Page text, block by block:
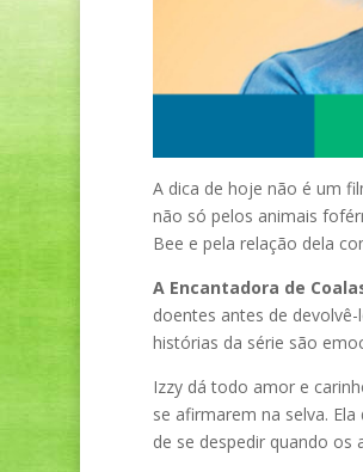
A dica de hoje não é um
não só pelos animais
Bee e pela relação dela
A Encantadora de
doentes antes de
histórias da série são
Izzy dá todo amor e
se afirmarem na selva.
de se despedir quando os